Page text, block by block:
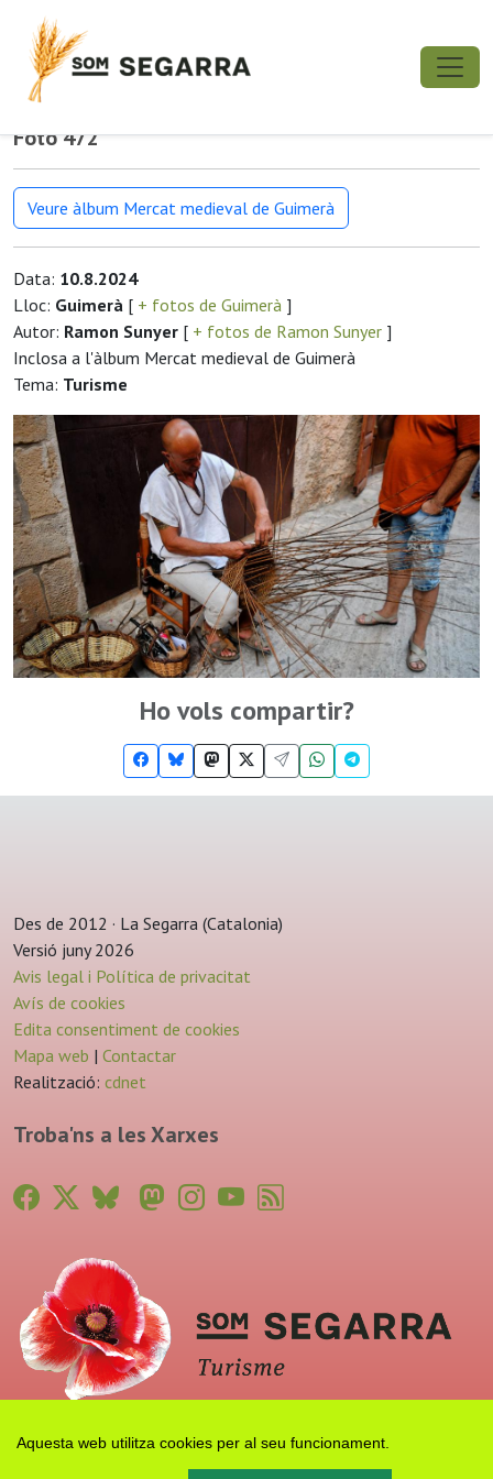
Aquesta web utilitza cookies per al seu funcionament.
Foto 472
Veure àlbum Mercat medieval de Guimerà
Data: 10.8.2024
Lloc: Guimerà [ + fotos de Guimerà ]
Autor: Ramon Sunyer [ + fotos de Ramon Sunyer ]
Inclosa a l'àlbum Mercat medieval de Guimerà
Tema: Turisme
Ho vols compartir?
Des de 2012 · La Segarra (Catalonia)
Versió juny 2026
Avis legal i Política de privacitat
Avís de cookies
Edita consentiment de cookies
Mapa web | Contactar
Realització: cdnet
Troba'ns a les Xarxes